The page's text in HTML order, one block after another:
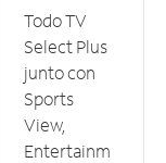
Todo TV
Select Plus
junto con
Sports
View,
Entertainm